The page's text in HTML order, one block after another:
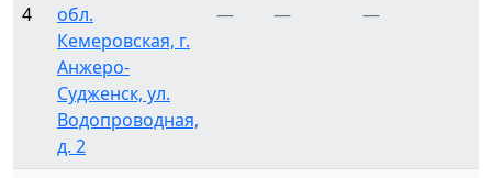
4
обл.
Кемеровская, г.
Анжеро-
Судженск, ул.
Водопроводная,
д. 2
— — —